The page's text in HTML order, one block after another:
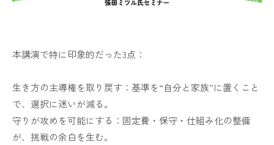
本講演で特に印象的だった3点：
生き方の主導権を取り戻す：基準を“自分と家族”に置くこと
で、選択に迷いが減る。
守りが攻めを可能にする：固定費・保守・仕組み化の整備
が、挑戦の余白を生む。